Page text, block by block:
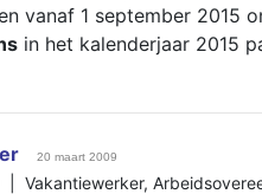
vanaf 1 september 2015
in het kalenderjaar 2015
20 maart 2009
| Vakantiewerker,